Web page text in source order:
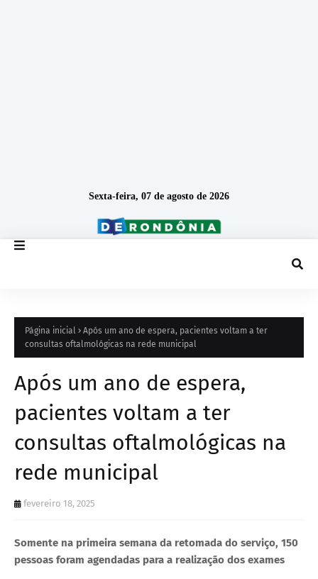
Sexta-feira, 07 de agosto de 2026
Página inicial
Após um ano de espera, pacientes voltam a ter
consultas oftalmológicas na rede municipal
Após um ano de espera,
pacientes voltam a ter
consultas oftalmológicas na
rede municipal
fevereiro 18, 2025
Somente na primeira semana da retomada do serviço, 150
pessoas foram agendadas para a realização dos exames